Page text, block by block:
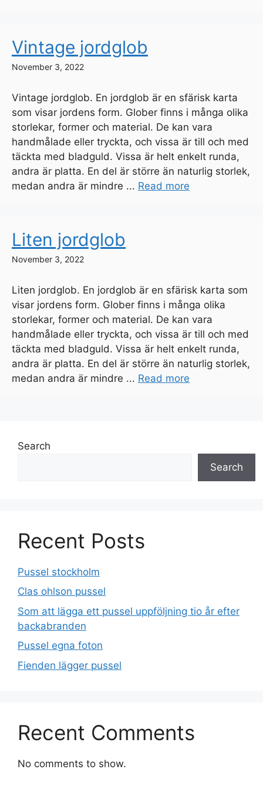
Vintage jordglob
November 3, 2022
Vintage jordglob. En jordglob är en sfärisk karta
som visar jordens form. Glober finns i många olika
storlekar, former och material. De kan vara
handmålade eller tryckta, och vissa är till och med
täckta med bladguld. Vissa är helt enkelt runda,
andra är platta. En del är större än naturlig storlek,
medan andra är mindre ... Read more
Liten jordglob
November 3, 2022
Liten jordglob. En jordglob är en sfärisk karta som
visar jordens form. Glober finns i många olika
storlekar, former och material. De kan vara
handmålade eller tryckta, och vissa är till och med
täckta med bladguld. Vissa är helt enkelt runda,
andra är platta. En del är större än naturlig storlek,
medan andra är mindre ... Read more
Search
Search
Recent Posts
Pussel stockholm
Clas ohlson pussel
Som att lägga ett pussel uppföljning tio år efter
backabranden
Pussel egna foton
Fienden lägger pussel
Recent Comments
No comments to show.